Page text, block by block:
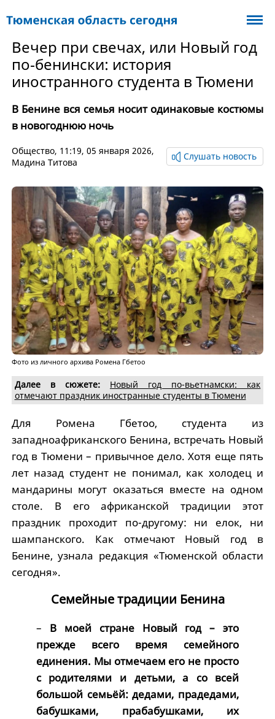
Вечер при свечах, или Новый год
по‑бенински: история
иностранного студента в Тюмени
В Бенине вся семья носит одинаковые костюмы
в новогоднюю ночь
Общество, 11:19, 05 января 2026,
Мадина Титова
Слушать новость
Фото из личного архива Ромена Гбетоо
Далее в сюжете:
Новый год по-вьетнамски: как
отмечают праздник иностранные студенты в Тюмени
Для Ромена Гбетоо, студента из
западноафриканского Бенина, встречать Новый
год в Тюмени – привычное дело. Хотя еще пять
лет назад студент не понимал, как холодец и
мандарины могут оказаться вместе на одном
столе. В его африканской традиции этот
праздник проходит по-другому: ни елок, ни
шампанского. Как отмечают Новый год в
Бенине, узнала редакция «Тюменской области
сегодня».
Семейные традиции Бенина
– В моей стране Новый год – это
прежде всего время семейного
единения. Мы отмечаем его не просто
с родителями и детьми, а со всей
большой семьёй: дедами, прадедами,
бабушками, прабабушками, их